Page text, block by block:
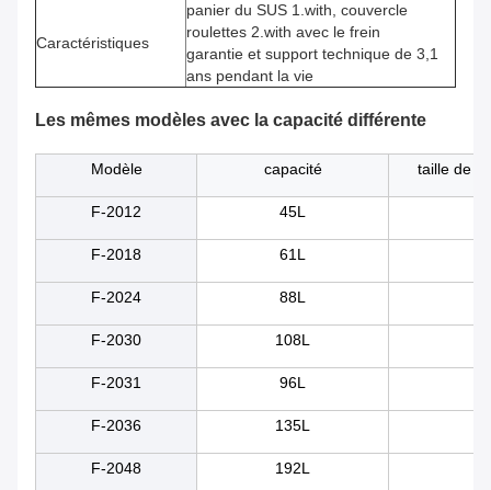
Caractéristiques
panier du SUS 1.with, couvercle
roulettes 2.with avec le frein
garantie et support technique de 3,1
ans pendant la vie
Les mêmes modèles avec la capacité différente
Modèle capacité taille de
F-2012 45L
F-2018 61L
F-2024 88L
F-2030 108L
F-2031 96L
F-2036 135L
F-2048 192L